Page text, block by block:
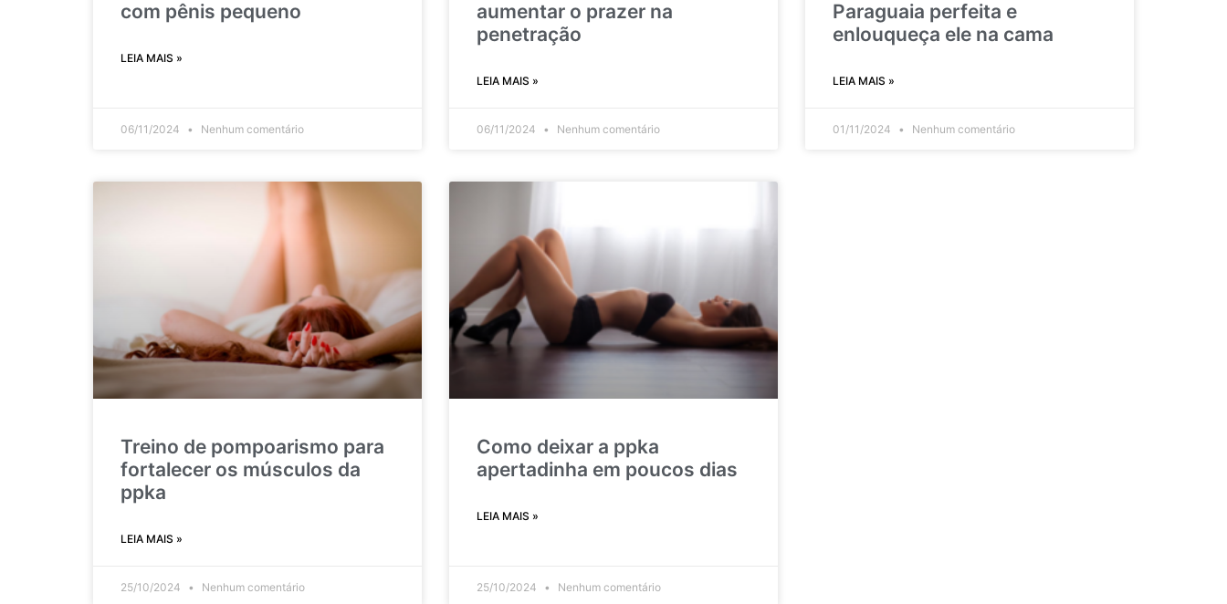
com pênis pequeno
LEIA MAIS »
06/11/2024 Nenhum comentário
aumentar o prazer na
penetração
LEIA MAIS »
06/11/2024 Nenhum comentário
Paraguaia perfeita e
enlouqueça ele na cama
LEIA MAIS »
01/11/2024 Nenhum comentário
Treino de pompoarismo para
fortalecer os músculos da
ppka
LEIA MAIS »
25/10/2024 Nenhum comentário
Como deixar a ppka
apertadinha em poucos dias
LEIA MAIS »
25/10/2024 Nenhum comentário